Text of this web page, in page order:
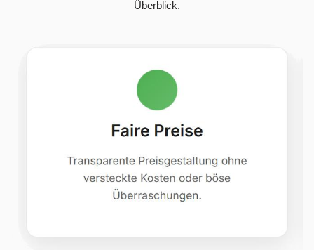
Überblick.